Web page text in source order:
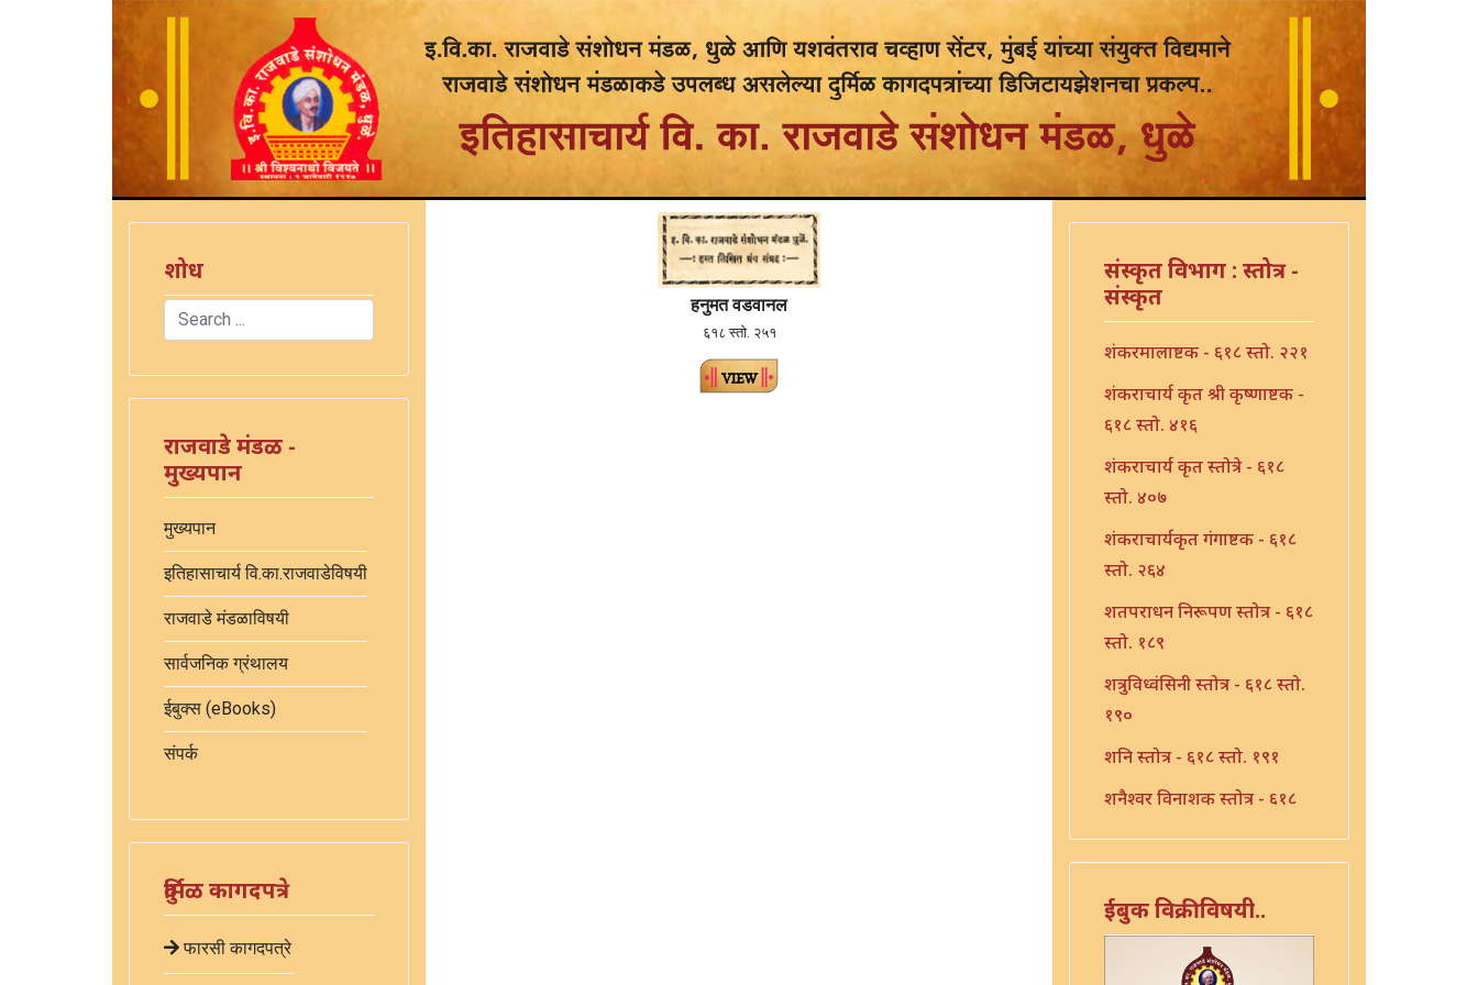
शोध
Search
राजवाडे मंडळ -
मुख्यपान
मुख्यपान
इतिहासाचार्य वि.का.राजवाडेविषयी
राजवाडे मंडळाविषयी
सार्वजनिक ग्रंथालय
ईबुक्स (eBooks)
संपर्क
दुर्मिळ कागदपत्रे
फारसी कागदपत्रे
हनुमत वडवानल
६१८ स्तो. २५१
संस्कृत विभाग : स्तोत्र -
संस्कृत
शंकरमालाष्टक - ६१८ स्तो. २२१
शंकराचार्य कृत श्री कृष्णाष्टक -
६१८ स्तो. ४१६
शंकराचार्य कृत स्तोत्रे - ६१८
स्तो. ४०७
शंकराचार्यकृत गंगाष्टक - ६१८
स्तो. २६४
शतपराधन निरूपण स्तोत्र - ६१८
स्तो. १८९
शत्रुविध्वंसिनी स्तोत्र - ६१८ स्तो.
१९०
शनि स्तोत्र - ६१८ स्तो. १९१
शनैश्वर विनाशक स्तोत्र - ६१८
शनैश्वर स्तोत्र - ६१८ स्तो. १९२
शाळग्राम स्तोत्र - ६१८ स्तो. १९५
शितला स्तोत्र - ६१८ स्तो. २२०
ईबुक विक्रीविषयी..